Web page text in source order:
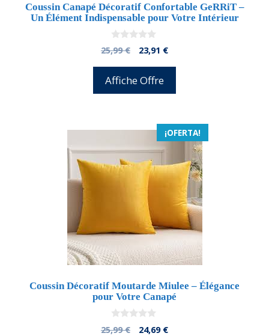
Coussin Canapé Décoratif Confortable GeRRiT –
Un Élément Indispensable pour Votre Intérieur
0
d
25,99€
El
original
era:
23,91 €El
Affiche Offre
¡OFERTA!
Coussin Décoratif Moutarde Miulee – Élégance
pour Votre Canapé
0
d
25,99€
El
24,69 €El